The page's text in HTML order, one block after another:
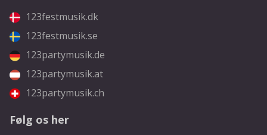
123festmusik.dk
123festmusik.se
123partymusik.de
123partymusik.at
123partymusik.ch
Følg os her